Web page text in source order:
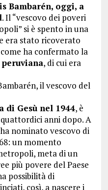
Bambarén, oggi, a
. Il “vescovo dei poveri
si è spento in una
era stato ricoverato
ha confermato la
, di cui era
di Gesù nel 1944, è
anni dopo. A
nominato vescovo di
un momento
meta di un
più povere del Paese
possibilità di
così, a nascere i